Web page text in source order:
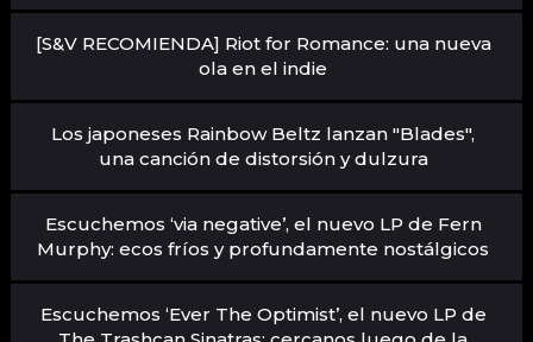
[S&V RECOMIENDA] Riot for Romance: una nueva
ola en el indie
Los japoneses Rainbow Beltz lanzan "Blades",
una canción de distorsión y dulzura
Escuchemos ‘via negative’, el nuevo LP de Fern
Murphy: ecos fríos y profundamente nostálgicos
Escuchemos ‘Ever The Optimist’, el nuevo LP de